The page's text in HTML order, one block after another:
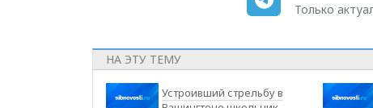
Только
НА ЭТУ ТЕМУ
Устроивший стрельбу в